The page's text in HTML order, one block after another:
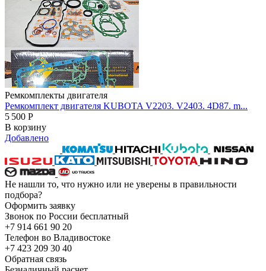
Ремкомплекты двигателя
Ремкомплект двигателя KUBOTA V2203. V2403. 4D87. m...
5 500 Р
В корзину
Добавлено
Не нашли то, что нужно или не уверены в правильности
подбора?
Оформить заявку
Звонок по России бесплатный
+7 914 661 90 20
Телефон во Владивостоке
+7 423 209 30 40
Обратная связь